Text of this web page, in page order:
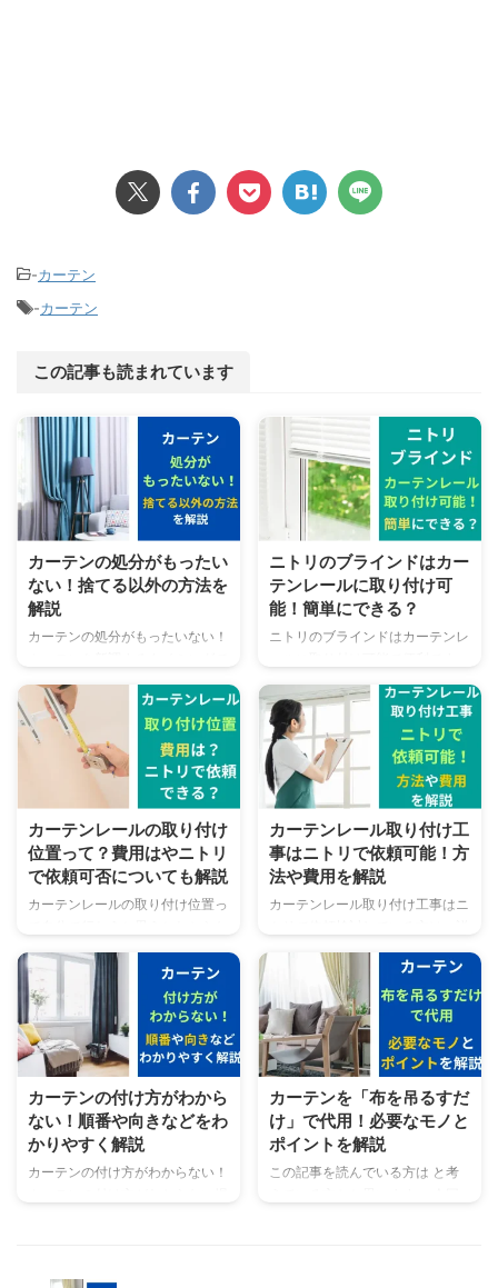
-カーテン
-カーテン
この記事も読まれています
カーテンの処分がもったい
ない！捨てる以外の方法を
解説
カーテンの処分がもったいない！
分しようと思っても「もったいな
い」と感じる物ですよね。 今回
は、カーテンの処分がもったいな
いと感じている方に向けて「捨て
る以外の方法」について解説をし
ます。 こんな方に向けた内容に
なっています。 この記事でわか
ることカーテンを捨ている以外の
方法3つカーテンの捨て方の基本
知識 カーテンの処分がもったい
ので、ぜひ最後までご覧くださ
い。 カーテンの処分がもったい
な ...
ニトリのブラインドはカー
テンレールに取り付け可
能！簡単にできる？
ニトリのブラインドはカーテンレ
が可能なのか、また簡単に取り付
けできるのかを解説します。 こ
んな悩みを解消します。 この記
事でわかることニトリのブライン
ドが取り付け可能なカーテンレー
ルの種類 ニトリのブラインドが
カーテンレールに取り付け可能か
のチェック方法 ニトリのブライ
ンドをカーテンレール取り付ける
難易度 ニトリのブラインドをカ
ルに取り付ける事を検討している
方に向けてわかりやすく説明し ...
カーテンレールの取り付け
位置って？費用はやニトリ
で依頼可否についても解説
カーテンレールの取り付け位置っ
いものですよね。 今回の記事で
は、業者にカーテンの取り付けを
依頼する場合の費用やニトリでの
対応可否についても解説します。
この記事でわかること ＜自分で
行う＞カーテンレールの取り付け
位置 ＜業者に依頼＞カーテンの
取り付けを依頼する場合の費用
ニトリでもカーテンの取り付け依
頼はできるのか カーテンレール
の取り付け位置について基本的な
カーテンレール取り付け工
事はニトリで依頼可能！方
法や費用を解説
カーテンレール取り付け工事はニ
細な情報が気になると思います。
今回は、カーテンレール取り付け
工事はニトリで依頼する際の条
件、方法、費用について解説しま
す。また、カーテンレール取り付
けをニトリに依頼する以外の方法
についても紹介します。 こんな
悩みを解消します。 本記事の内
容カーテンレール取り付け工事は
ニトリで依頼する条件についてカ
ーテンレール取り付け工事はニト
カーテンの付け方がわから
ない！順番や向きなどをわ
かりやすく解説
カーテンの付け方がわからない！
ることカーテンの付け方の簡単
カーテンを「布を吊るすだ
け」で代用！必要なモノと
ポイントを解説
この記事を読んでいる方は と考